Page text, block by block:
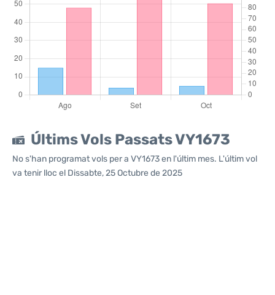
Últims Vols Passats VY1673
No s'han programat vols per a VY1673 en l'últim mes. L'últim vol
va tenir lloc el Dissabte, 25 Octubre de 2025